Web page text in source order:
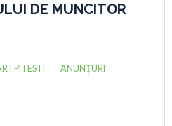
DE MUNCITOR
ANUNȚURI